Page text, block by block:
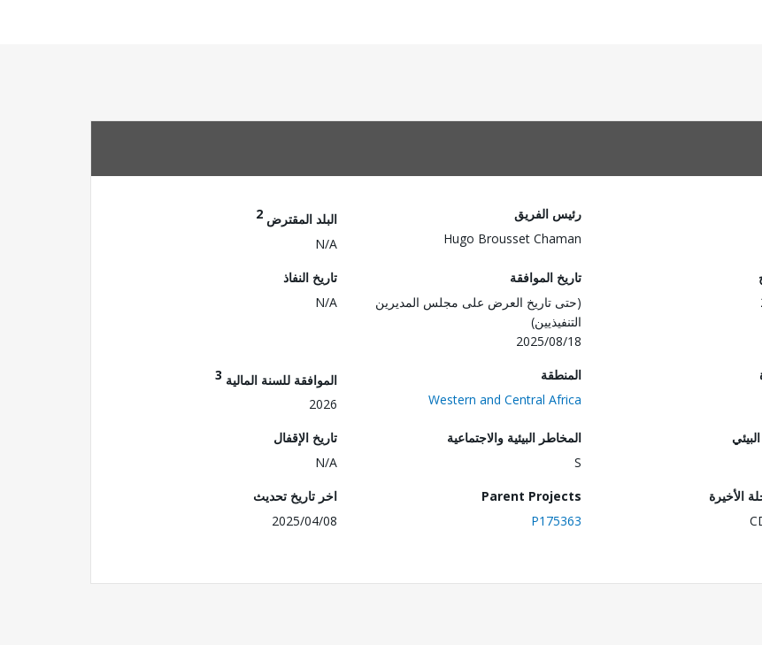
رئيس الفريق
Hugo Brousset Chaman
البلد المقترض 2
N/A
تاريخ الموافقة
(حتى تاريخ العرض على مجلس المديرين
التنفيذيين)
2025/08/18
تاريخ النفاذ
N/A
المنطقة
Western and Central Africa
الموافقة للسنة المالية 3
2026
المخاطر البيئية والاجتماعية
S
تاريخ الإقفال
N/A
الأخيرة
Parent Projects
P175363
اخر تاريخ تحديث
2025/04/08